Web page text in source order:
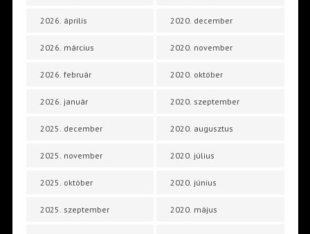
2026. április
2026. március
2026. február
2026. január
2025. december
2025. november
2025. október
2025. szeptember
2020. december
2020. november
2020. október
2020. szeptember
2020. augusztus
2020. július
2020. június
2020. május